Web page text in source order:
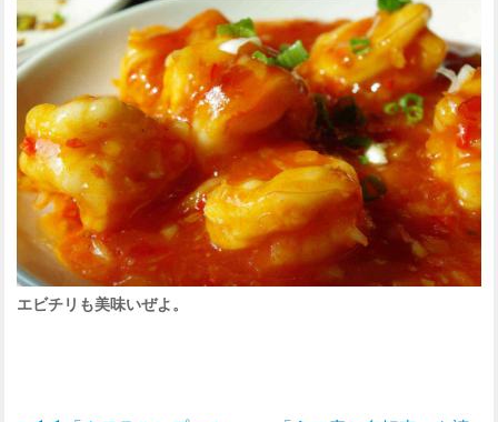
エビチリも美味いぜよ。